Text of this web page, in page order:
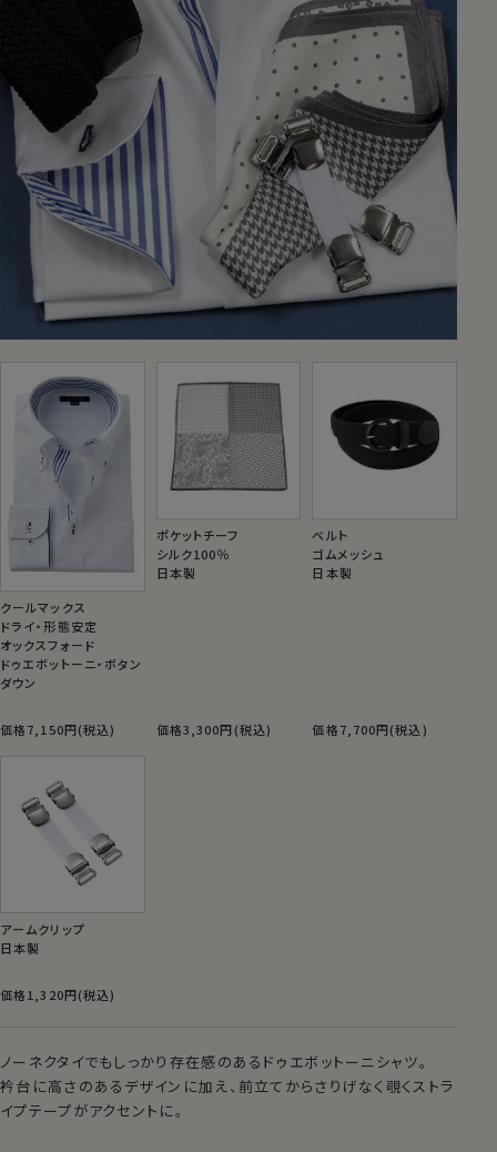
クールマックス
ドライ・形態安定
オックスフォード
ドゥエボットーニ・ボタン
ダウン
価格7,150円(税込)
ポケットチーフ
シルク100％
日本製
価格3,300円(税込)
ベルト
ゴムメッシュ
日本製
価格7,700円(税込)
アームクリップ
日本製
価格1,320円(税込)
ノーネクタイでもしっかり存在感のあるドゥエボットーニシャツ。
衿台に高さのあるデザインに加え、前立てからさりげなく覗くストラ
イプテープがアクセントに。